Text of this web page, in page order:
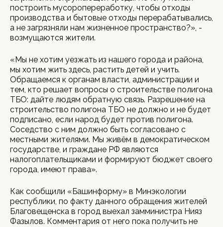
построить мусоропереработку, чтобы отходы
производства и бытовые отходы перерабатывались,
а не загрязняли нам жизненное пространство?», -
возмущаются жители.
«Мы не хотим уезжать из нашего города и района,
мы хотим жить здесь, растить детей и учить.
Обращаемся к органам власти, администрации и
тем, кто решает вопросы о строительстве полигона
ТБО: дайте людям обратную связь. Разрешение на
строительство полигона ТБО не должно и не будет
подписано, если народ будет против полигона.
Соседство с ним должно быть согласовано с
местными жителями. Мы живём в демократическом
государстве, и граждане РФ являются
налогоплательщиками и формируют бюджет своего
города, имеют права».
Как сообщили «Башинформу» в Минэкологии
республики, по факту данного обращения жителей
Благовещенска в город выехал замминистра Нияз
Фазылов. Комментария от него пока получить не